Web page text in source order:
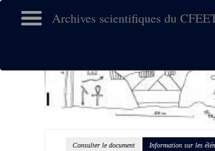
Archives scientifiques du
Consulter le document Information sur les